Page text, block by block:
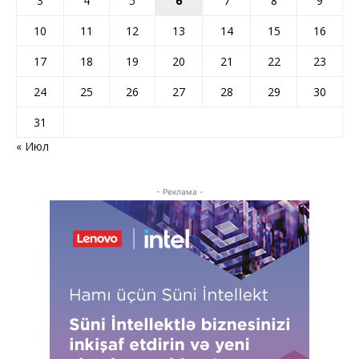
10
11 12 13 14 15
16
17
18 19 20 21 22
23
24
25 26 27 28 29
30
31
« Июл
- Реклама -